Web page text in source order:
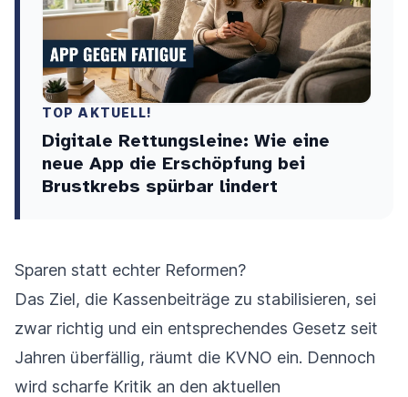
TOP AKTUELL!
Digitale Rettungsleine: Wie eine
neue App die Erschöpfung bei
Brustkrebs spürbar lindert
Sparen statt echter Reformen?
Das Ziel, die Kassenbeiträge zu stabilisieren, sei
zwar richtig und ein entsprechendes Gesetz seit
Jahren überfällig, räumt die KVNO ein. Dennoch
wird scharfe Kritik an den aktuellen